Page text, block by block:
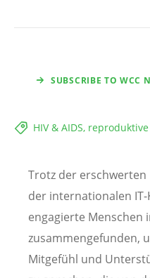
SUBSCRIBE TO WCC
HIV & AIDS,
Trotz der erschwerten
der internationalen
engagierte Menschen
zusammengefunden,
Mitgefühl und